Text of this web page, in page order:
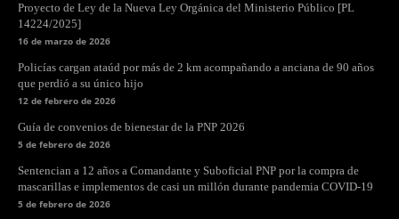
Proyecto de Ley de la Nueva Ley Orgánica del Ministerio Público [PL
14224/2025]
16 de marzo de 2026
Policías cargan ataúd por más de 2 km acompañando a anciana de 90 años
que perdió a su único hijo
12 de febrero de 2026
Guía de convenios de bienestar de la PNP 2026
5 de febrero de 2026
Sentencian a 12 años a Comandante y Suboficial PNP por la compra de
mascarillas e implementos de casi un millón durante pandemia COVID-19
5 de febrero de 2026